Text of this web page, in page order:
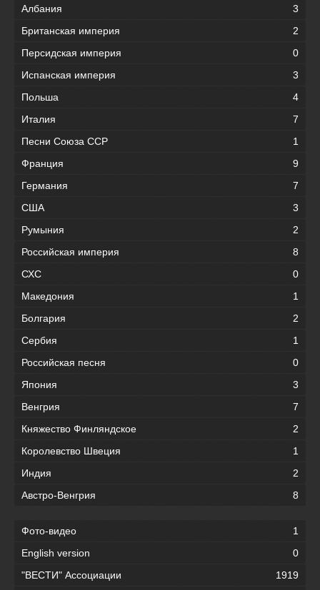
Албания
3
Британская империя
2
Персидская империя
0
Испанская империя
3
Польша
4
Италия
7
Песни Союза ССР
1
Франция
9
Германия
7
США
3
Румыния
2
Российская империя
8
СХС
0
Македония
1
Болгария
2
Сербия
1
Российская песня
0
Япония
3
Венгрия
7
Княжество Финляндское
2
Королевство Швеция
1
Индия
2
Австро-Венгрия
8
Фото-видео
1
English version
0
"ВЕСТИ" Ассоциации
1919